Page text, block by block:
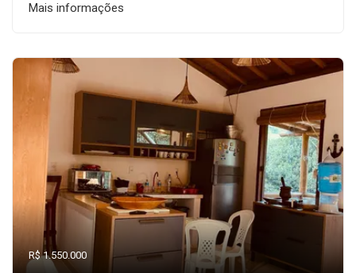
Mais informações
R$ 1.550.000